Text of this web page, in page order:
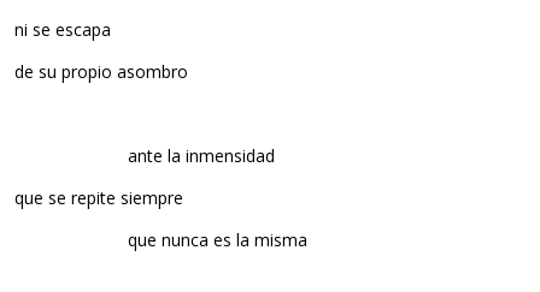
ni se escapa
de su propio asombro
ante la inmensidad
que se repite siempre
que nunca es la misma